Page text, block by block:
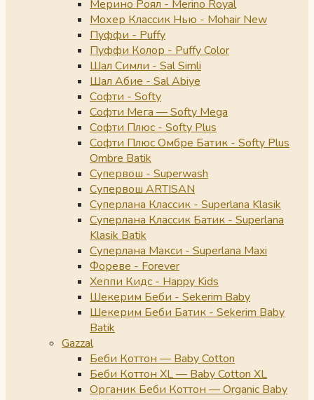
Мерино Роял - Merino Royal
Мохер Классик Нью - Mohair New
Пуффи - Puffy
Пуффи Колор - Puffy Color
Шал Симли - Sal Simli
Шал Абие - Sal Abiye
Софти - Softy
Софти Мега — Softy Mega
Софти Плюс - Softy Plus
Софти Плюс Омбре Батик - Softy Plus
Ombre Batik
Супервош - Superwash
Супервош ARTISAN
Суперлана Классик - Superlana Klasik
Суперлана Классик Батик - Superlana
Klasik Batik
Суперлана Макси - Superlana Maxi
Фореве - Forever
Хеппи Кидс - Happy Kids
Шекерим Беби - Sekerim Baby
Шекерим Беби Батик - Sekerim Baby
Batik
Gazzal
Беби Коттон — Baby Cotton
Беби Коттон XL — Baby Cotton XL
Органик Беби Коттон — Organic Baby